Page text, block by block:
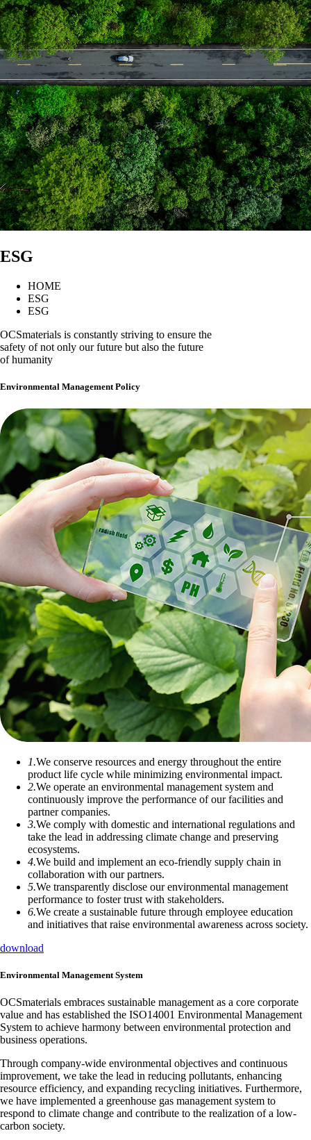
ESG
HOME
ESG
ESG
OCSmaterials is constantly striving to ensure the
safety of not only our future but also the future
of humanity
Environmental Management Policy
1.We conserve resources and energy throughout the entire
product life cycle while minimizing environmental impact.
2.We operate an environmental management system and
continuously improve the performance of our facilities and
partner companies.
3.We comply with domestic and international regulations and
take the lead in addressing climate change and preserving
ecosystems.
4.We build and implement an eco-friendly supply chain in
collaboration with our partners.
5.We transparently disclose our environmental management
performance to foster trust with stakeholders.
6.We create a sustainable future through employee education
and initiatives that raise environmental awareness across society.
download
Environmental Management System
OCSmaterials embraces sustainable management as a core corporate
value and has established the ISO14001 Environmental Management
System to achieve harmony between environmental protection and
business operations.
Through company-wide environmental objectives and continuous
improvement, we take the lead in reducing pollutants, enhancing
resource efficiency, and expanding recycling initiatives. Furthermore,
we have implemented a greenhouse gas management system to
respond to climate change and contribute to the realization of a low-
carbon society.